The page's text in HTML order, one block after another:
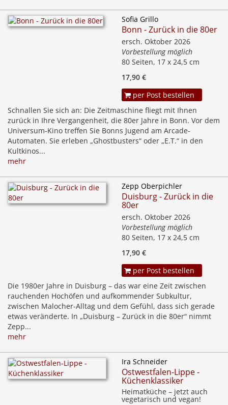
Sofia Grillo
Bonn - Zurück in die 80er
ersch. Oktober 2026
Vorbestellung möglich
80 Seiten, 17 x 24,5 cm
17,90 €
per Post bestellen
Schnallen Sie sich an: Die Zeitmaschine fliegt mit Ihnen
zurück in Ihre Vergangenheit, die 80er Jahre in Bonn. Vor dem
Universum-Kino treffen Sie Bonns Jugend am Arcade-
Automaten. Sie erleben „Ghostbusters“ oder „E.T.“ in den
Kultkinos...
mehr
Zepp Oberpichler
Duisburg - Zurück in die
80er
ersch. Oktober 2026
Vorbestellung möglich
80 Seiten, 17 x 24,5 cm
17,90 €
per Post bestellen
Die 1980er Jahre in Duisburg – das war eine Zeit zwischen
rauchenden Hochöfen und aufkommender Subkultur,
zwischen Malocher-Alltag und dem Gefühl, dass sich gerade
etwas veränderte. In „Duisburg – Zurück in die 80er“ nimmt
Zepp...
mehr
Ira Schneider
Ostwestfalen-Lippe -
Küchenklassiker
Heimatküche – jetzt auch
vegetarisch und vegan!